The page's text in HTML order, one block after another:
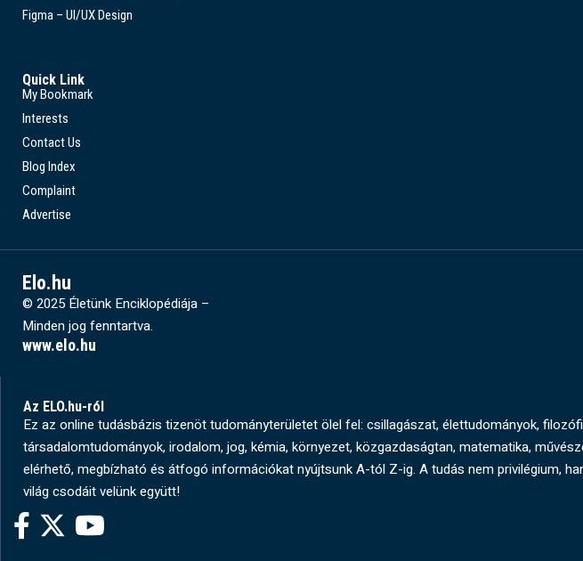
Figma – UI/UX Design
Quick Link
My Bookmark
Interests
Contact Us
Blog Index
Complaint
Advertise
Elo.hu
© 2025 Életünk Enciklopédiája –
Minden jog fenntartva.
www.elo.hu
Az ELO.hu-ról
Ez az online tudásbázis tizenöt tudományterületet ölel fel: csillagászat, élettudományok,
társadalomtudományok, irodalom, jog, kémia, környezet, közgazdaságtan, matematika,
elérhető, megbízható és átfogó információkat nyújtsunk A-tól Z-ig. A tudás nem privilégium,
világ csodáit velünk együtt!